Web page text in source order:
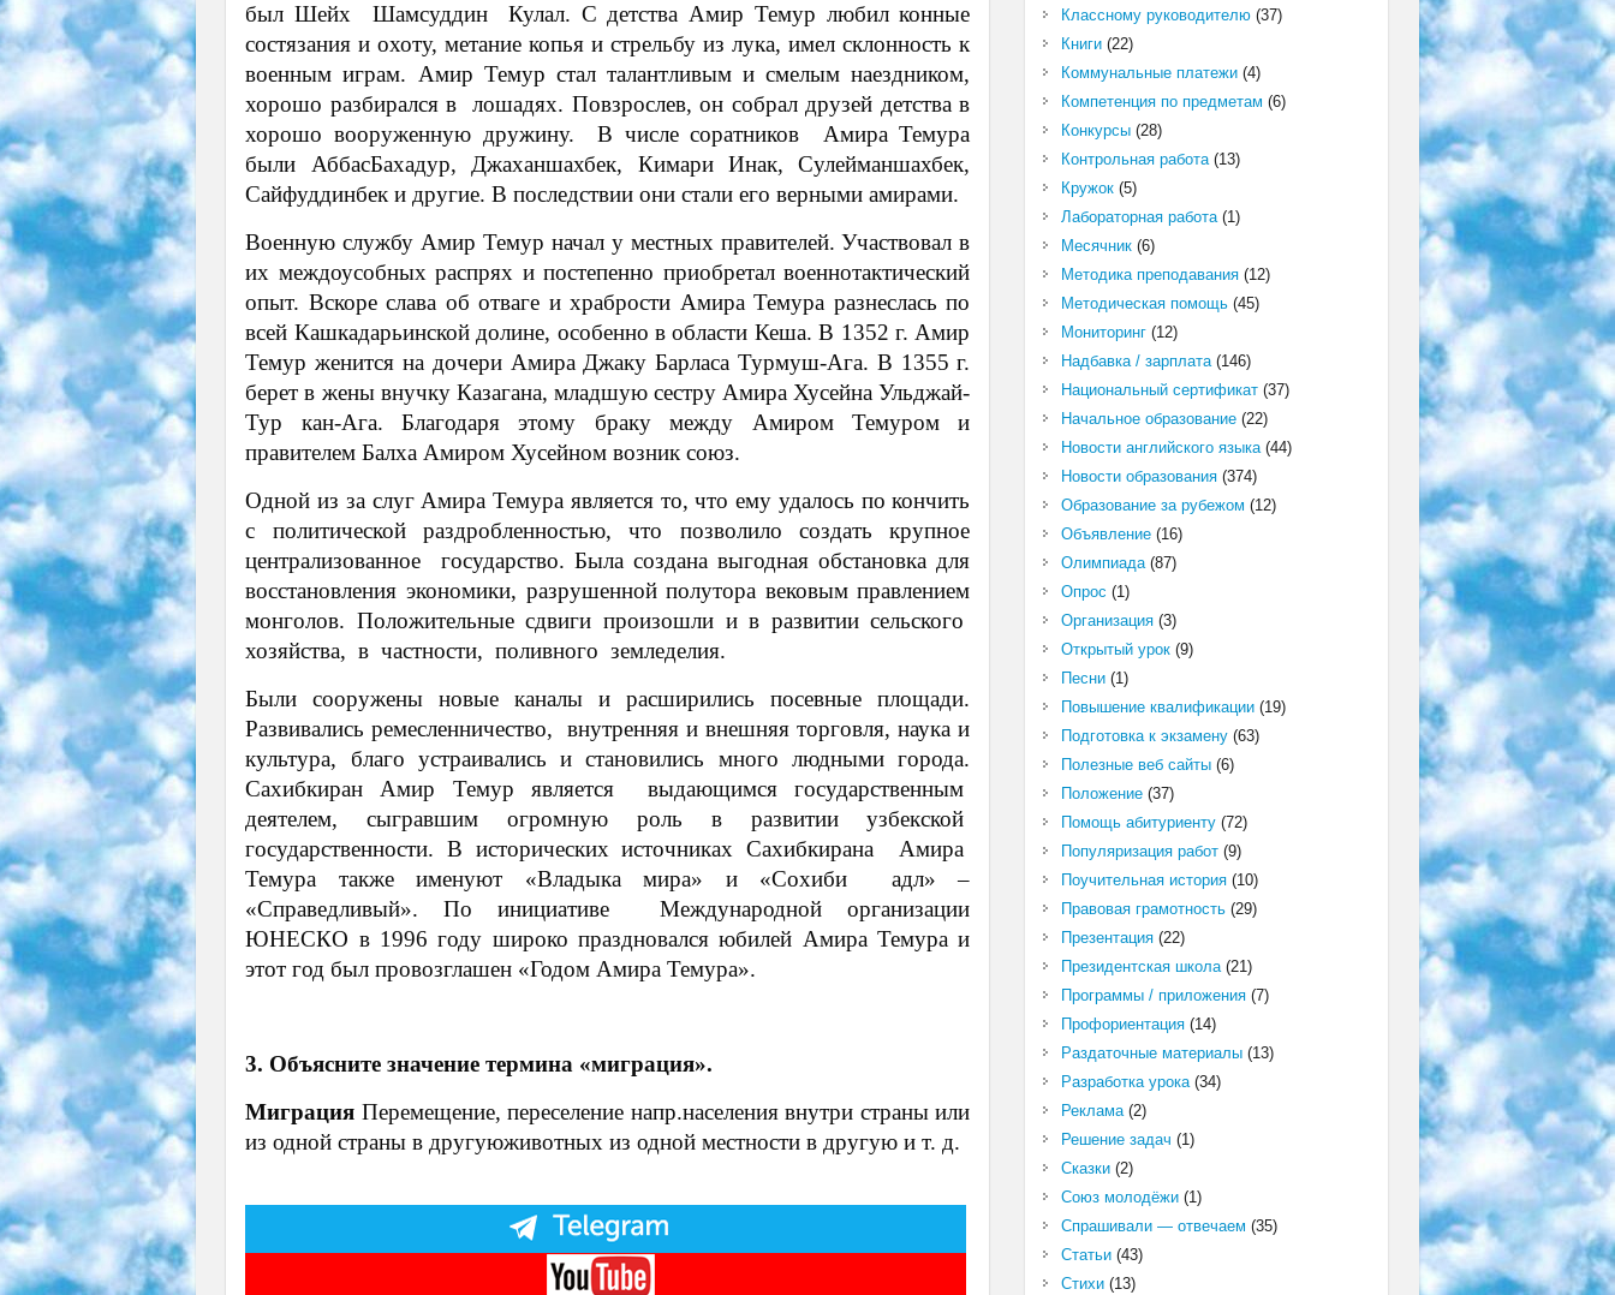
был Шейх ­ Шамсуддин ­ Кулал. С детства Амир Темур любил конные
состязания и охоту, метание копья и стрельбу из лука, имел склонность к
военным играм. Амир Темур стал талантливым и смелым наездником,
хорошо разбирался в лошадях. Повзрослев, он собрал друзей детства в
хорошо вооруженную дружину. В числе соратников Амира Темура
были Аббас­Бахадур, Джаханшахбек, Кимари Инак, Сулейманшахбек,
Сайфуддинбек и другие. В последствии они стали его верными амирами.
Военную службу Амир Темур начал у местных правителей. Участвовал в
их междоусобных распрях и постепенно приобретал военно­тактический
опыт. Вскоре слава об отваге и храбрости Амира Темура разнеслась по
всей Кашкадарьинской долине, особенно в области Кеша. В 1352 г. Амир
Темур женится на дочери Амира Джаку Барласа Турмуш-Ага. В 1355 г.
берет в жены внучку Казагана, младшую сестру Амира Хусейна Ульджай­
Тур­ кан-Ага. Благодаря этому браку между Амиром Темуром и
правителем Балха Амиром Хусейном возник союз.
Одной из за слуг Амира Темура является то, что ему удалось по кончить
с политической раздробленностью, что позволило создать крупное
централизованное государство. Была создана выгодная обстановка для
восстановления экономики, разрушенной полутора вековым правлением
монголов. Положительные сдвиги произошли и в развитии сельского
хозяйства, в частности, поливного земледелия.
Были сооружены новые каналы и расширились посевные площади.
Развивались ремесленничество, внутренняя и внешняя торговля, наука и
культура, благо устраивались и становились много людными города.
Сахибкиран Амир Темур является выдающимся государственным
деятелем, сыгравшим огромную роль в развитии узбекской
государственности. В исторических источниках Сахибкирана Амира
Темура также именуют «Владыка мира» и «Сохиби адл» –
«Справедливый». По инициативе Международной организации
ЮНЕСКО в 1996 году широко праздновался юбилей Амира Темура и
этот год был провозглашен «Годом Амира Темура».
3. Объясните значение термина «миграция».
Миграция Перемещение, переселение напр.населения внутри страны или
из одной страны в другуюживотных из одной местности в другую и т. д.
Классному руководителю(37)
Книги(22)
Коммунальные платежи(4)
Компетенция по предметам (6)
Конкурсы(28)
Контрольная работа(13)
Кружок(5)
Лабораторная работа(1)
Месячник(6)
Методика преподавания(12)
Методическая помощь(45)
Мониторинг(12)
Надбавка / зарплата(146)
Национальный сертификат(37)
Начальное образование(22)
Новости английского языка(44)
Новости образования(374)
Образование за рубежом (12)
Объявление(16)
Олимпиада(87)
Опрос (1)
Организация(3)
Открытый урок(9)
Песни(1)
Повышение квалификации(19)
Подготовка к экзамену(63)
Полезные веб сайты(6)
Положение(37)
Помощь абитуриенту(72)
Популяризация работ(9)
Поучительная история(10)
Правовая грамотность(29)
Презентация(22)
Президентская школа(21)
Программы / приложения(7)
Профориентация(14)
Раздаточные материалы(13)
Разработка урока(34)
Реклама(2)
Решение задач (1)
Сказки(2)
Союз молодёжи(1)
Спрашивали — отвечаем (35)
Статьи(43)
Стихи(13)